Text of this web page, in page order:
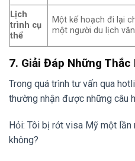
Lịch
trình cụ
thể
Một kế hoạch đi lại
một người du lịch
7. Giải Đáp Những Thắc
Trong quá trình tư vấn qua
thường nhận được những câu
Hỏi: Tôi bị rớt visa Mỹ một
không?